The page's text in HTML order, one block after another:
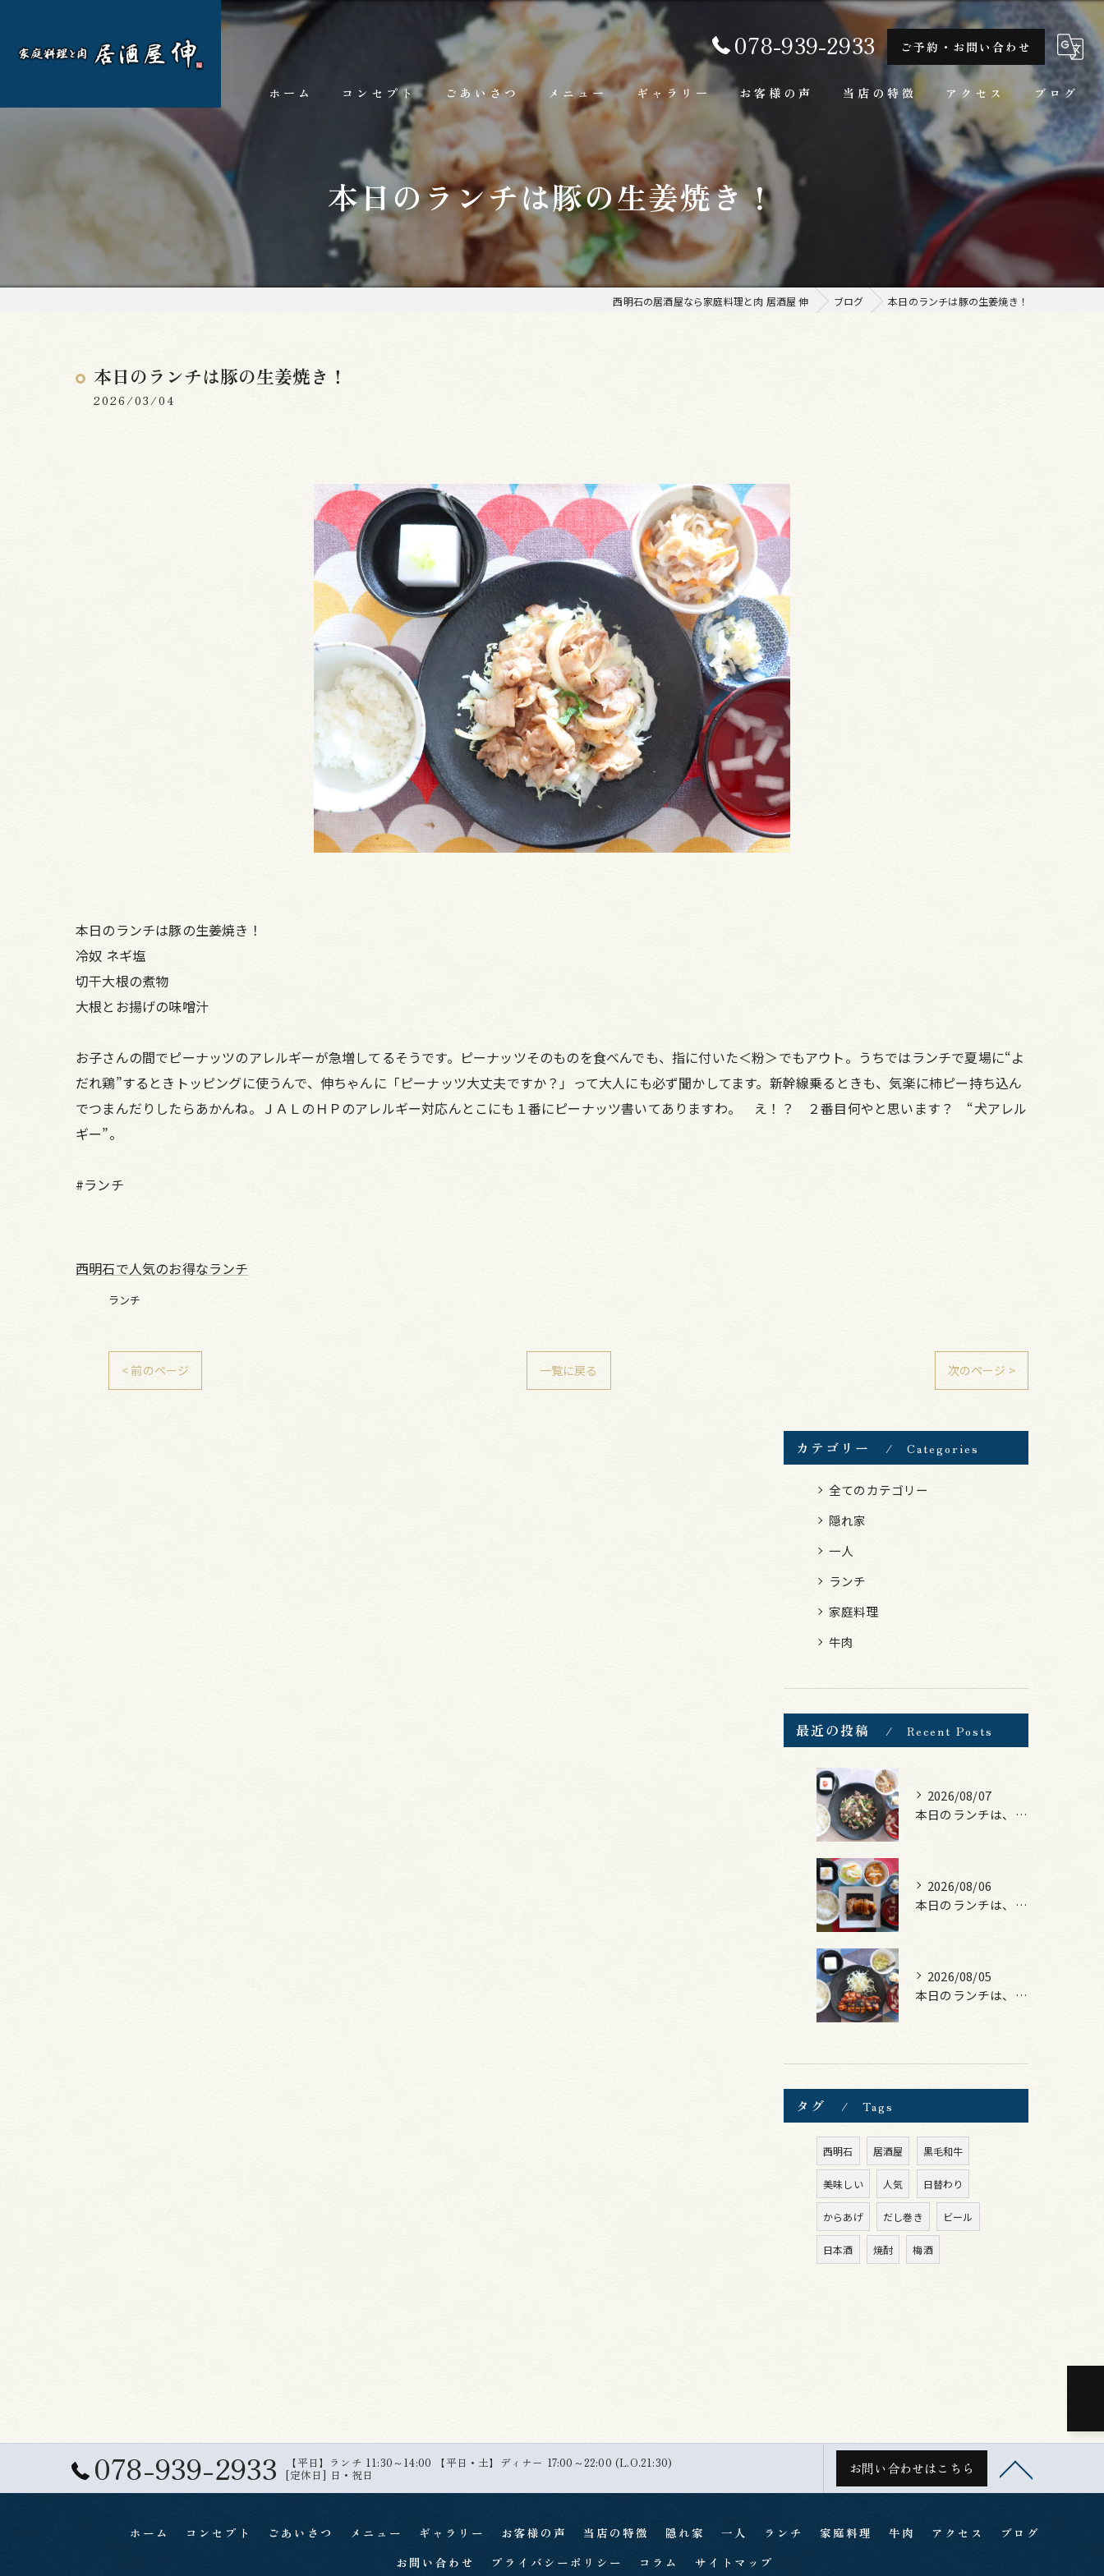
078-939-2933 ご予約・お問い合わせ
ホーム コンセプト ごあいさつ メニュー
ランチ
お料理
お飲み物
ギャラリー お客様の声 当店の特徴
隠れ家
家庭料理
アクセス ブログ
本日のランチは豚の生姜焼き！
西明石の居酒屋なら家庭料理と肉 居酒屋 伸 ブログ 本日のランチは豚の生姜焼き！
本日のランチは豚の生姜焼き！
2026/03/04
本日のランチは豚の生姜焼き！
冷奴 ネギ塩
切干大根の煮物
大根とお揚げの味噌汁
お子さんの間でピーナッツのアレルギーが急増してるそうです。ピーナッツそのものを食べんでも、指に付いた＜粉＞でもアウト。うちではランチで夏場に“よ
だれ鶏”するときトッピングに使うんで、伸ちゃんに「ピーナッツ大丈夫ですか？」って大人にも必ず聞かしてます。新幹線乗るときも、気楽に柿ピー持ち込ん
でつまんだりしたらあかんね。ＪＡＬのＨＰのアレルギー対応んとこにも１番にピーナッツ書いてありますわ。 え！？ ２番目何やと思います？ “犬アレル
ギー”。
#ランチ
西明石で人気のお得なランチ
ランチ
< 前のページ 一覧に戻る 次のページ >
カテゴリー Categories
全てのカテゴリー
隠れ家
一人
ランチ
家庭料理
牛肉
最近の投稿 Recent Posts
2026/08/07
本日のランチは、黒毛和牛のチャプチェ！
2026/08/06
本日のランチは、照焼きチキン！
2026/08/05
本日のランチは、ロース豚カツ梅はさみ！
タグ Tags
西明石 居酒屋 黒毛和牛
美味しい 人気 日替わり
からあげ だし巻き ビール
日本酒 焼酎 梅酒
078-939-2933 【平日】ランチ 11:30～14:00 【平日・土】ディナー 17:00～22:00 (L.O.21:30)
[定休日] 日・祝日 お問い合わせはこちら
ホーム コンセプト ごあいさつ メニュー ギャラリー お客様の声 当店の特徴 隠れ家 一人 ランチ 家庭料理 牛肉 アクセス
ブログ
お問い合わせ
プライバシーポリシー コラム サイトマップ